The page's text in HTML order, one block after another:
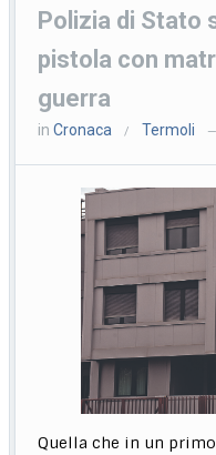
Polizia di Stato
pistola con
guerra
inCronaca / Termoli —
Quella che in un